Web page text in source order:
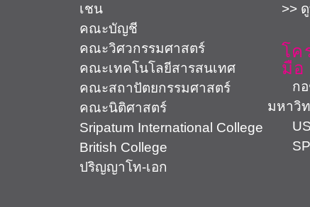
เชน
คณะบัญชี
คณะวิศวกรรมศาสตร์
คณะเทคโนโลยีสารสนเทศ
คณะสถาปัตยกรรมศาสตร์
คณะนิติศาสตร์
Sripatum International College
British College
ปริญญาโท-เอก
>>
โค
มือ
กอช
มหาวิ